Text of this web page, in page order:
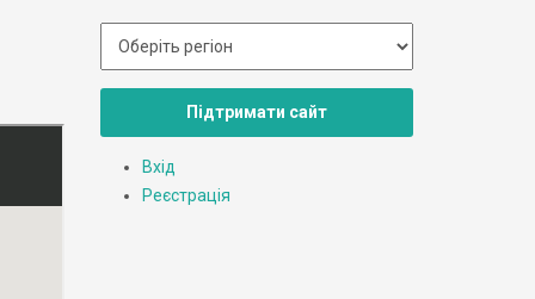
Підтримати сайт
Вхід
Реєстрація